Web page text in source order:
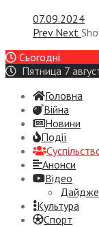
07.09.2024
Prev Next
Сьогодні
Пятница 7
Головна
Війна
Новини
Події
Анонси
Відео
Культура
Спорт